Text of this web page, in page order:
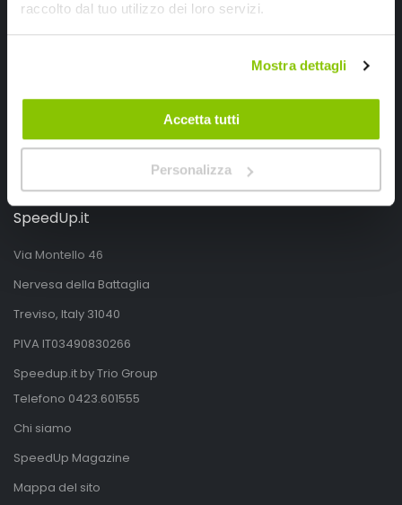
raccolto dal tuo utilizzo dei loro servizi.
Mostra dettagli
Accetta tutti
Personalizza
Segui SPEEDUP.IT
SpeedUp.it
Via Montello 46
Nervesa della Battaglia
Treviso, Italy 31040
PIVA IT03490830266
Speedup.it by Trio Group
Telefono 0423.601555
Chi siamo
SpeedUp Magazine
Mappa del sito